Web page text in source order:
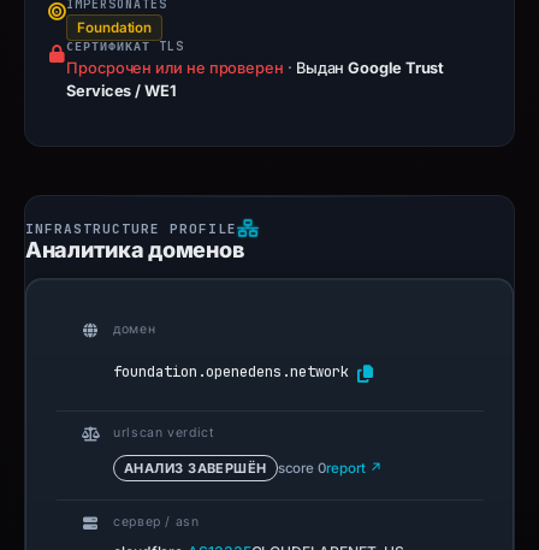
IMPERSONATES
Foundation
СЕРТИФИКАТ TLS
Просрочен или не проверен · ВыданGoogle Trust
Services / WE1
Аналитика доменов
домен
foundation.openedens.network
urlscan verdict
АНАЛИЗ ЗАВЕРШЁН score 0report ↗
сервер / asn